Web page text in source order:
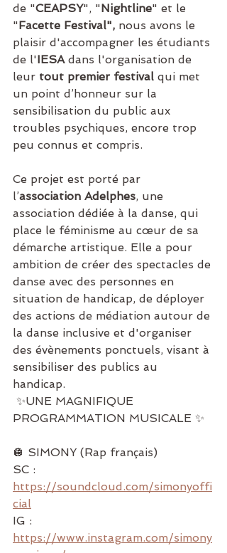
de "CEAPSY", "Nightline" et le
"Facette Festival", nous avons le
plaisir d'accompagner les étudiants
de l'IESA dans l'organisation de
leur tout premier festival qui met
un point d’honneur sur la
sensibilisation du public aux
troubles psychiques, encore trop
peu connus et compris.
Ce projet est porté par
l’association Adelphes, une
association dédiée à la danse, qui
place le féminisme au cœur de sa
démarche artistique. Elle a pour
ambition de créer des spectacles de
danse avec des personnes en
situation de handicap, de déployer
des actions de médiation autour de
la danse inclusive et d'organiser
des évènements ponctuels, visant à
sensibiliser des publics au
handicap.
PROGRAMMATION MUSICALE ✨
🪩 SIMONY (Rap français)
SC :
https://soundcloud.com/simonyoffi
cial
IG :
https://www.instagram.com/simony